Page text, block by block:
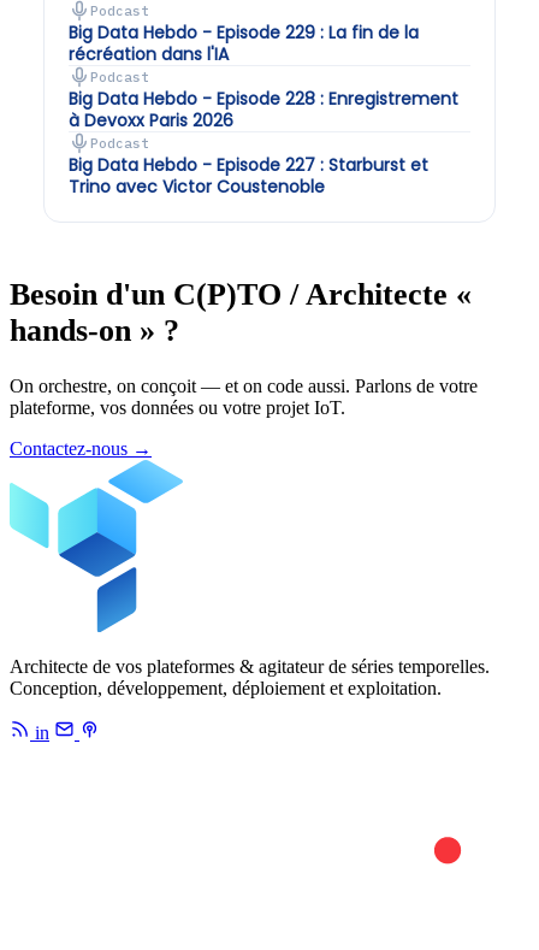
Podcast
Big Data Hebdo - Episode 229 : La fin de la
récréation dans l'IA
Podcast
Big Data Hebdo - Episode 228 : Enregistrement
à Devoxx Paris 2026
Podcast
Big Data Hebdo - Episode 227 : Starburst et
Trino avec Victor Coustenoble
Besoin d'un C(P)TO / Architecte «
hands-on » ?
On orchestre, on conçoit — et on code aussi. Parlons de votre
plateforme, vos données ou votre projet IoT.
Contactez-nous →
Architecte de vos plateformes & agitateur de séries temporelles.
Conception, développement, déploiement et exploitation.
in